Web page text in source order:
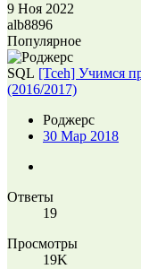
9 Ноя 2022
alb8896
Популярное
SQL [Tceh] Учимся
(2016/2017)
Роджерc
30 Мар 2018
Ответы
19
Просмотры
19K